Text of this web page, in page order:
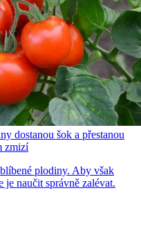
dostanou šok a přestanou
zmizí
plodiny. Aby však
naučit správně zalévat.